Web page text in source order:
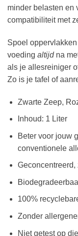
minder belasten en
compatibiliteit met
Spoel
voeding altijdna
als je allesreiniger
Zo is je tafel of
Zwarte Zeep,
Inhoud: 1 Liter
Beter voor jouw
conventionele
100%
Zonder
Niet getest op